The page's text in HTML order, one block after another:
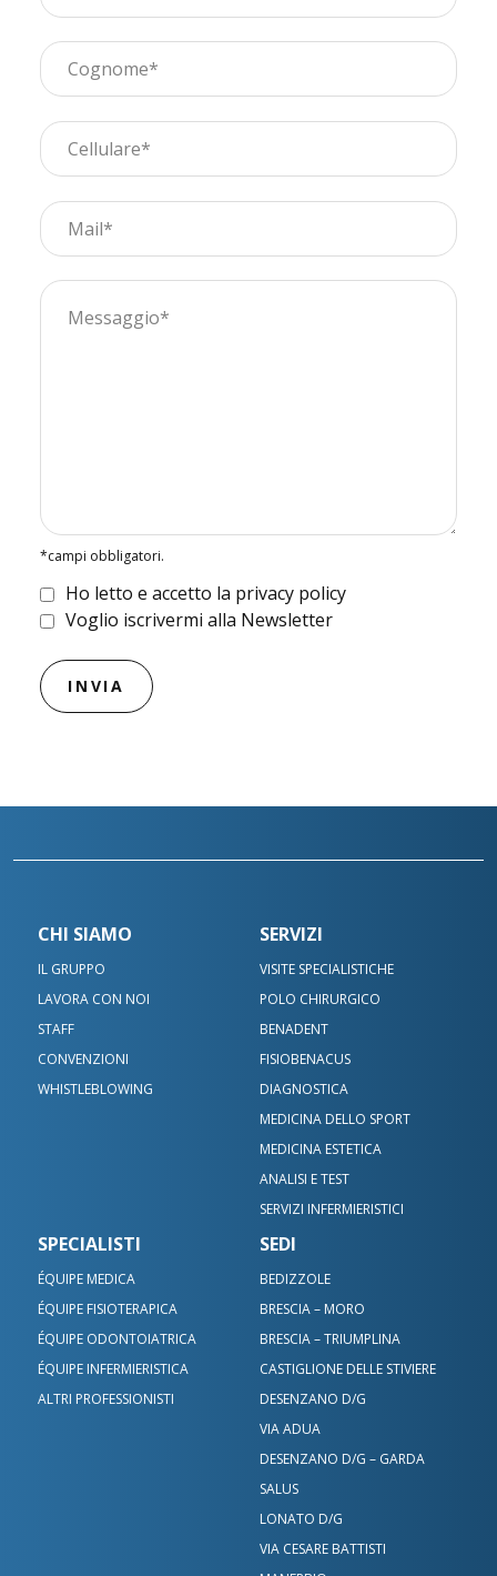
*campi obbligatori.
Ho letto e accetto la privacy policy
Voglio iscrivermi alla Newsletter
CHI SIAMO
IL GRUPPO
LAVORA CON NOI
STAFF
CONVENZIONI
WHISTLEBLOWING
SERVIZI
VISITE SPECIALISTICHE
POLO CHIRURGICO
BENADENT
FISIOBENACUS
DIAGNOSTICA
MEDICINA DELLO SPORT
MEDICINA ESTETICA
ANALISI E TEST
SERVIZI INFERMIERISTICI
SPECIALISTI
ÉQUIPE MEDICA
ÉQUIPE FISIOTERAPICA
ÉQUIPE ODONTOIATRICA
ÉQUIPE INFERMIERISTICA
ALTRI PROFESSIONISTI
SEDI
BEDIZZOLE
BRESCIA – MORO
BRESCIA – TRIUMPLINA
CASTIGLIONE DELLE STIVIERE
DESENZANO D/G
VIA ADUA
DESENZANO D/G – GARDA
SALUS
LONATO D/G
VIA CESARE BATTISTI